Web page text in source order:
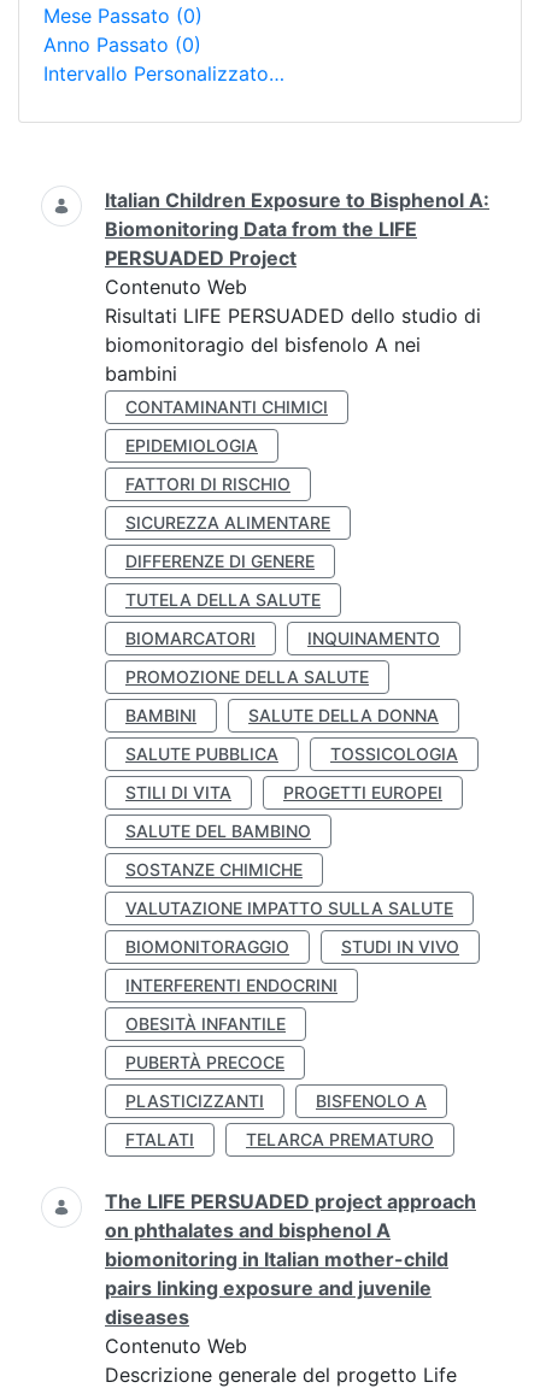
Mese Passato (0)
Anno Passato (0)
Intervallo Personalizzato…
Ricerca
Italian Children Exposure to Bisphenol A:
Biomonitoring Data from the LIFE
PERSUADED Project
Contenuto Web
Risultati LIFE PERSUADED dello studio di
biomonitoragio del bisfenolo A nei
bambini
CONTAMINANTI CHIMICI
EPIDEMIOLOGIA
FATTORI DI RISCHIO
SICUREZZA ALIMENTARE
DIFFERENZE DI GENERE
TUTELA DELLA SALUTE
BIOMARCATORI
INQUINAMENTO
PROMOZIONE DELLA SALUTE
BAMBINI
SALUTE DELLA DONNA
SALUTE PUBBLICA
TOSSICOLOGIA
STILI DI VITA
PROGETTI EUROPEI
SALUTE DEL BAMBINO
SOSTANZE CHIMICHE
VALUTAZIONE IMPATTO SULLA SALUTE
BIOMONITORAGGIO
STUDI IN VIVO
INTERFERENTI ENDOCRINI
OBESITÀ INFANTILE
PUBERTÀ PRECOCE
PLASTICIZZANTI
BISFENOLO A
FTALATI
TELARCA PREMATURO
The LIFE PERSUADED project approach
on phthalates and bisphenol A
biomonitoring in Italian mother-child
pairs linking exposure and juvenile
diseases
Contenuto Web
Descrizione generale del progetto Life